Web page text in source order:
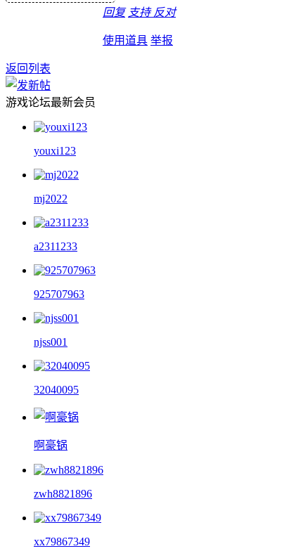
回复 支持 反对
使用道具 举报
返回列表
游戏论坛最新会员
youxi123
mj2022
a2311233
925707963
njss001
32040095
啊豪锅
zwh8821896
xx79867349